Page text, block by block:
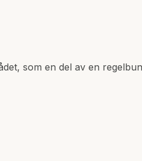
som en del av en